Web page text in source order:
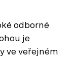
odborné
je
ve veřejném